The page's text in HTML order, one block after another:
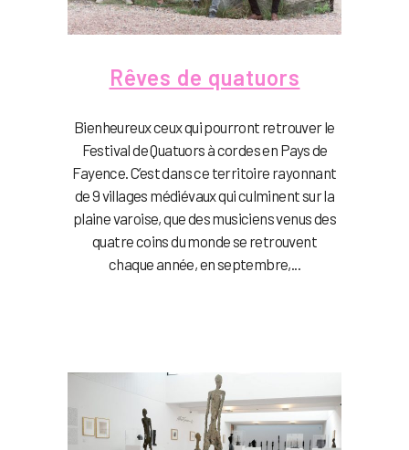
Rêves de quatuors
Bienheureux ceux qui pourront retrouver le
Festival de Quatuors à cordes en Pays de
Fayence. C’est dans ce territoire rayonnant
de 9 villages médiévaux qui culminent sur la
plaine varoise, que des musiciens venus des
quatre coins du monde se retrouvent
chaque année, en septembre,...